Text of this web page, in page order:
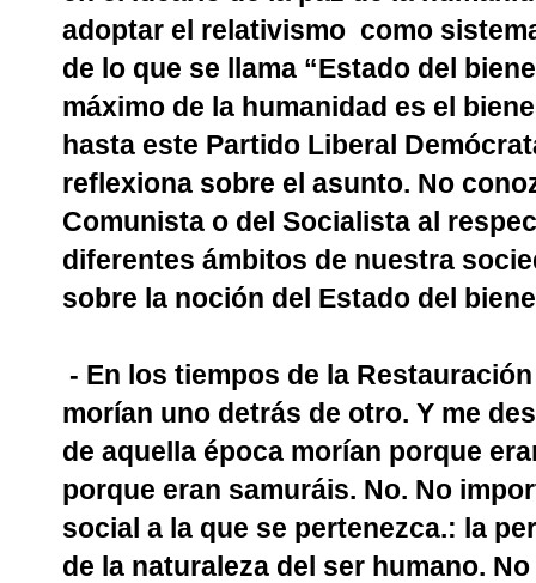
adoptar el relativismo como
de lo que se llama “Estado del
máximo de la humanidad es el
hasta este Partido Liberal
reflexiona sobre el asunto. No
Comunista o del Socialista al
diferentes ámbitos de nuestra
sobre la noción del Estado del
- En los tiempos de la
morían uno detrás de otro. Y me
de aquella época morían porque
porque eran samuráis. No. No
social a la que se pertenezca.: la
de la naturaleza del ser humano.